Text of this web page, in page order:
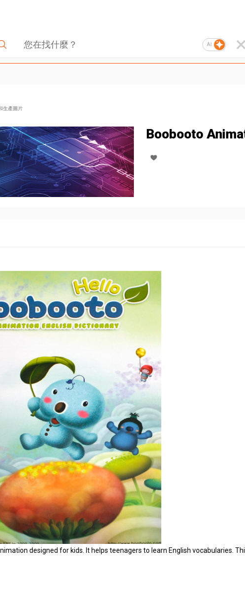
AI
生產圖片
Boobooto
designed for kids. It helps teenagers to learn English vocabularies.